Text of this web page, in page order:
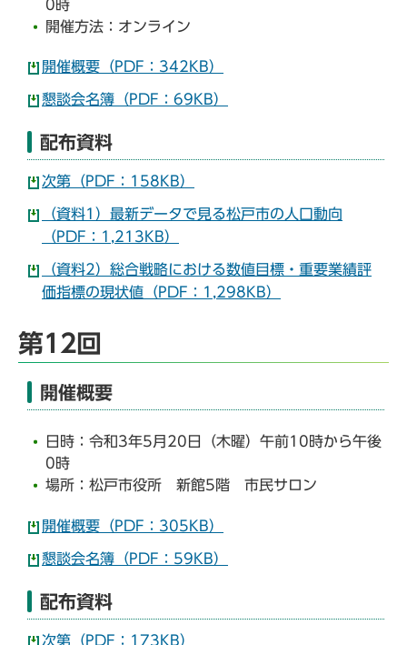
0時
開催方法：オンライン
開催概要（PDF：342KB）
懇談会名簿（PDF：69KB）
配布資料
次第（PDF：158KB）
（資料1）最新データで見る松戸市の人口動向
（PDF：1,213KB）
（資料2）総合戦略における数値目標・重要業績評
価指標の現状値（PDF：1,298KB）
第12回
開催概要
日時：令和3年5月20日（木曜）午前10時から午後
0時
場所：松戸市役所 新館5階 市民サロン
開催概要（PDF：305KB）
懇談会名簿（PDF：59KB）
配布資料
次第（PDF：173KB）